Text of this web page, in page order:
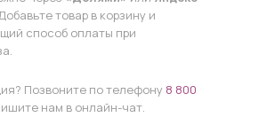
товар в корзину и
способ оплаты при
Позвоните по телефону 8 800
нам в онлайн-чат.